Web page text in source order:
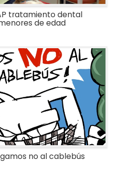
tratamiento dental
de edad
no al cablebús